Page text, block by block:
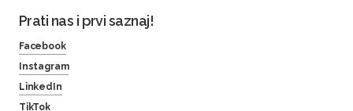
Prati nas i prvi saznaj!
Facebook
Instagram
LinkedIn
TikTok